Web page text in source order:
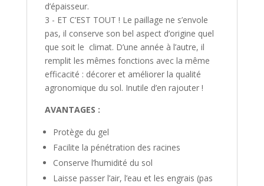
d’épaisseur.
3 - ET C’EST TOUT ! Le paillage ne s’envole
pas, il conserve son bel aspect d’origine quel
que soit le climat. D’une année à l’autre, il
remplit les mêmes fonctions avec la même
efficacité : décorer et améliorer la qualité
agronomique du sol. Inutile d’en rajouter !
AVANTAGES :
Protège du gel
Facilite la pénétration des racines
Conserve l’humidité du sol
Laisse passer l’air, l’eau et les engrais (pas